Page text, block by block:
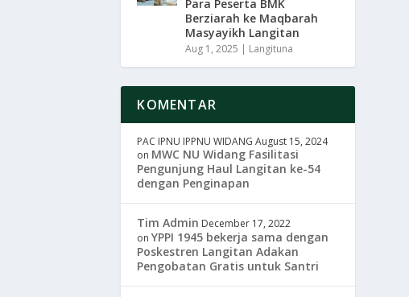
Para Peserta BMK
Berziarah ke Maqbarah
Masyayikh Langitan
Aug 1, 2025 | Langituna
KOMENTAR
PAC IPNU IPPNU WIDANG August 15, 2024
on MWC NU Widang Fasilitasi
Pengunjung Haul Langitan ke-54
dengan Penginapan
Tim Admin December 17, 2022
onYPPI 1945 bekerja sama dengan
Poskestren Langitan Adakan
Pengobatan Gratis untuk Santri